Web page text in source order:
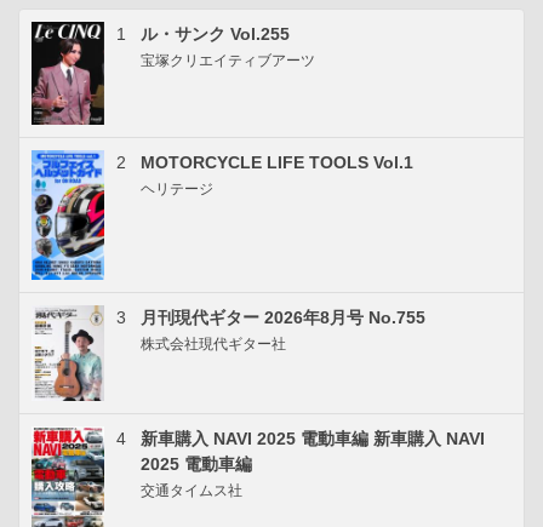
1 ル・サンク Vol.255
宝塚クリエイティブアーツ
2 MOTORCYCLE LIFE TOOLS Vol.1
ヘリテージ
3 月刊現代ギター 2026年8月号 No.755
株式会社現代ギター社
4
新車購入 NAVI 2025 電動車編 新車購入 NAVI
2025 電動車編
交通タイムス社